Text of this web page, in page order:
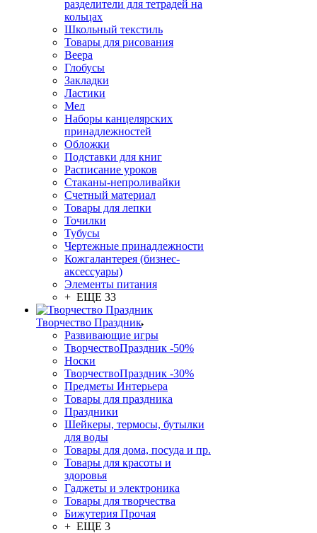
разделители для тетрадей на
кольцах
Школьный текстиль
Товары для рисования
Веера
Глобусы
Закладки
Ластики
Мел
Наборы канцелярских
принадлежностей
Обложки
Подставки для книг
Расписание уроков
Стаканы-непроливайки
Счетный материал
Товары для лепки
Точилки
Тубусы
Чертежные принадлежности
Кожгалантерея (бизнес-
аксессуары)
Элементы питания
+ ЕЩЕ 33
Творчество Праздник
Развивающие игры
ТворчествоПраздник -50%
Носки
ТворчествоПраздник -30%
Предметы Интерьера
Товары для праздника
Праздники
Шейкеры, термосы, бутылки
для воды
Товары для дома, посуда и пр.
Товары для красоты и
здоровья
Гаджеты и электроника
Товары для творчества
Бижутерия Прочая
+ ЕЩЕ 3